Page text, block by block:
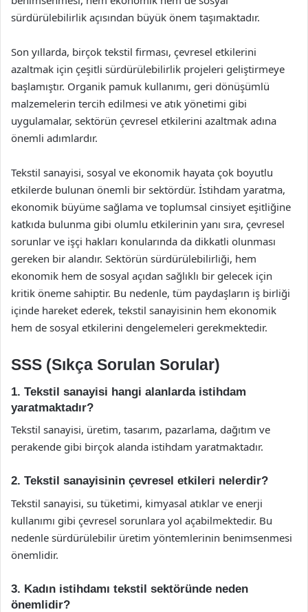
sürdürülebilirlik açısından büyük önem taşımaktadır.
Son yıllarda, birçok tekstil firması, çevresel etkilerini
azaltmak için çeşitli sürdürülebilirlik projeleri geliştirmeye
başlamıştır. Organik pamuk kullanımı, geri dönüşümlü
malzemelerin tercih edilmesi ve atık yönetimi gibi
uygulamalar, sektörün çevresel etkilerini azaltmak adına
önemli adımlardır.
Tekstil sanayisi, sosyal ve ekonomik hayata çok boyutlu
etkilerde bulunan önemli bir sektördür. İstihdam yaratma,
ekonomik büyüme sağlama ve toplumsal cinsiyet eşitliğine
katkıda bulunma gibi olumlu etkilerinin yanı sıra, çevresel
sorunlar ve işçi hakları konularında da dikkatli olunması
gereken bir alandır. Sektörün sürdürülebilirliği, hem
ekonomik hem de sosyal açıdan sağlıklı bir gelecek için
kritik öneme sahiptir. Bu nedenle, tüm paydaşların iş birliği
içinde hareket ederek, tekstil sanayisinin hem ekonomik
hem de sosyal etkilerini dengelemeleri gerekmektedir.
SSS (Sıkça Sorulan Sorular)
1. Tekstil sanayisi hangi alanlarda istihdam
yaratmaktadır?
Tekstil sanayisi, üretim, tasarım, pazarlama, dağıtım ve
perakende gibi birçok alanda istihdam yaratmaktadır.
2. Tekstil sanayisinin çevresel etkileri nelerdir?
Tekstil sanayisi, su tüketimi, kimyasal atıklar ve enerji
kullanımı gibi çevresel sorunlara yol açabilmektedir. Bu
nedenle sürdürülebilir üretim yöntemlerinin benimsenmesi
önemlidir.
3. Kadın istihdamı tekstil sektöründe neden
önemlidir?